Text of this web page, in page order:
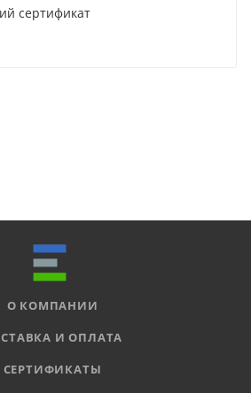
сертификат
О КОМПАНИИ
И ОПЛАТА
СЕРТИФИКАТЫ